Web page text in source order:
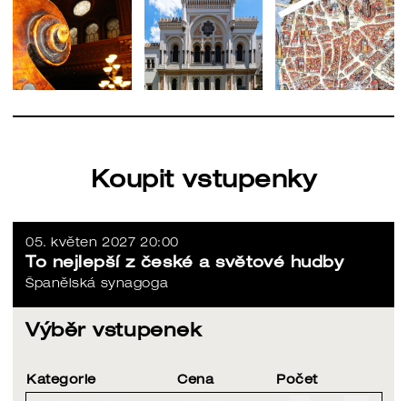
Koupit vstupenky
05. květen 2027 20:00
To nejlepší z české a světové hudby
Španělská synagoga
Výběr vstupenek
Kategorie Cena Počet